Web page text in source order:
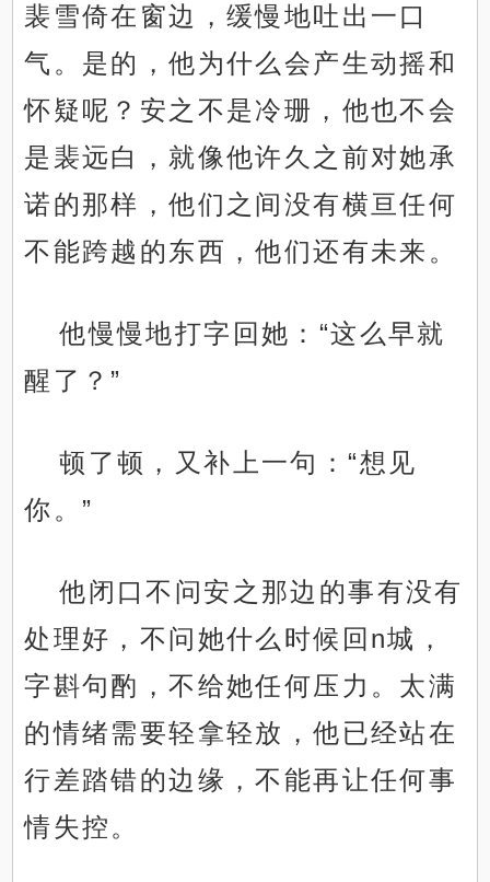
裴雪倚在窗边，缓慢地吐出一口
气。是的，他为什么会产生动摇和
怀疑呢？安之不是冷珊，他也不会
是裴远白，就像他许久之前对她承
诺的那样，他们之间没有横亘任何
不能跨越的东西，他们还有未来。
他慢慢地打字回她：“这么早就
醒了？”
顿了顿，又补上一句：“想见
你。”
他闭口不问安之那边的事有没有
处理好，不问她什么时候回n城，
字斟句酌，不给她任何压力。太满
的情绪需要轻拿轻放，他已经站在
行差踏错的边缘，不能再让任何事
情失控。